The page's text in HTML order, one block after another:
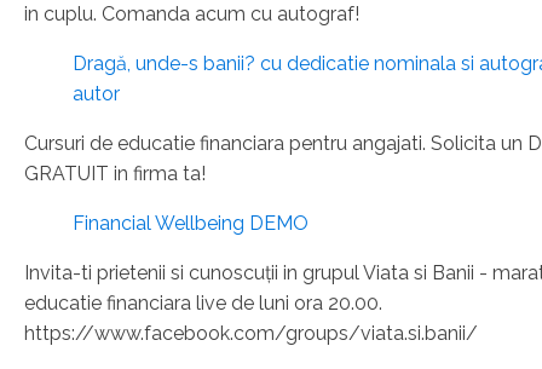
in cuplu. Comanda acum cu autograf!
Dragă, unde-s banii? cu dedicatie nominala si
autor
Cursuri de educatie financiara pentru angajati. Solicita un
GRATUIT in firma ta!
Financial Wellbeing DEMO
Invita-ti prietenii si cunoscuții in grupul Viata si Banii -
educatie financiara live de luni ora 20.00.
https://www.facebook.com/groups/viata.si.banii/